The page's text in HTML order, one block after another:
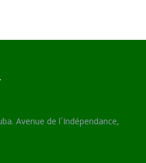
Avenue de l´Indépendance,